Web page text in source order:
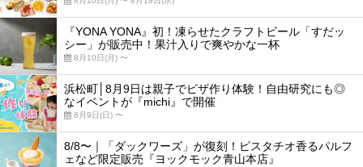
『YONA YONA』初！凍らせたクラフトビール「すだッ
シー」が販売中！果汁入りで爽やかな一杯
8月10日(月) 〜
浜松町│8月9日は親子でピザ作り体験！自由研究にも◎
なイベントが『michi』で開催
8月9日(日) 〜
8/8〜｜「ダックワーズ」が復刻！ピスタチオ香るパルフ
ェなど限定販売『ヨックモック青山本店』